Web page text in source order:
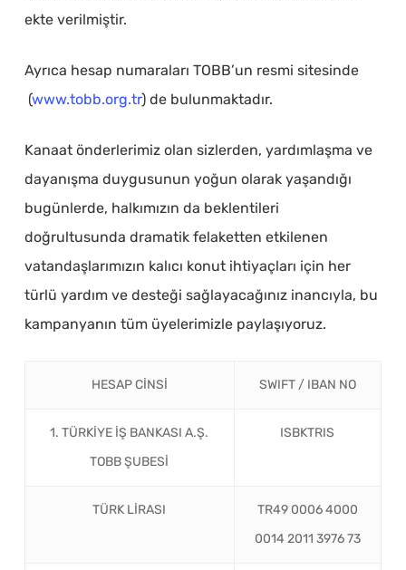
ekte verilmiştir.
Ayrıca hesap numaraları TOBB’un resmi sitesinde
(www.tobb.org.tr) de bulunmaktadır.
Kanaat önderlerimiz olan sizlerden, yardımlaşma ve
dayanışma duygusunun yoğun olarak yaşandığı
bugünlerde, halkımızın da beklentileri
doğrultusunda dramatik felaketten etkilenen
vatandaşlarımızın kalıcı konut ihtiyaçları için her
türlü yardım ve desteği sağlayacağınız inancıyla, bu
kampanyanın tüm üyelerimizle paylaşıyoruz.
HESAP CİNSİ SWIFT / IBAN NO
1. TÜRKİYE İŞ BANKASI A.Ş.
TOBB ŞUBESİ
ISBKTRIS
TÜRK LİRASI
TR49 0006 4000
0014 2011 3976 73